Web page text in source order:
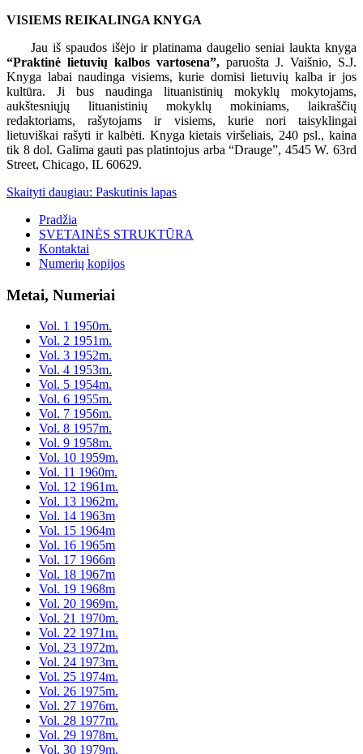
VISIEMS REIKALINGA KNYGA
Jau iš spaudos išėjo ir platinama daugelio seniai laukta knyga
“Praktinė lietuvių kalbos vartosena”, paruošta J. Vaišnio, S.J.
Knyga labai naudinga visiems, kurie domisi lietuvių kalba ir jos
kultūra. Ji bus naudinga lituanistinių mokyklų mokytojams,
aukštesniųjų lituanistinių mokyklų mokiniams, laikraščių
redaktoriams, rašytojams ir visiems, kurie nori taisyklingai
lietuviškai rašyti ir kalbėti. Knyga kietais viršeliais, 240 psl., kaina
tik 8 dol. Galima gauti pas platintojus arba “Drauge”, 4545 W. 63rd
Street, Chicago, IL 60629.
Skaityti daugiau: Paskutinis lapas
Pradžia
SVETAINĖS STRUKTŪRA
Kontaktai
Numerių kopijos
Metai, Numeriai
Vol. 1 1950m.
Vol. 2 1951m.
Vol. 3 1952m.
Vol. 4 1953m.
Vol. 5 1954m.
Vol. 6 1955m.
Vol. 7 1956m.
Vol. 8 1957m.
Vol. 9 1958m.
Vol. 10 1959m.
Vol. 11 1960m.
Vol. 12 1961m.
Vol. 13 1962m.
Vol. 14 1963m
Vol. 15 1964m
Vol. 16 1965m
Vol. 17 1966m
Vol. 18 1967m
Vol. 19 1968m
Vol. 20 1969m.
Vol. 21 1970m.
Vol. 22 1971m.
Vol. 23 1972m.
Vol. 24 1973m.
Vol. 25 1974m.
Vol. 26 1975m.
Vol. 27 1976m.
Vol. 28 1977m.
Vol. 29 1978m.
Vol. 30 1979m.